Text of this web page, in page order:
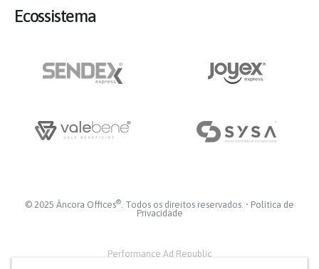
Ecossistema
© 2025 Âncora Offices® . Todos os direitos reservados. • Política de
Privacidade
Performance Ad Republic